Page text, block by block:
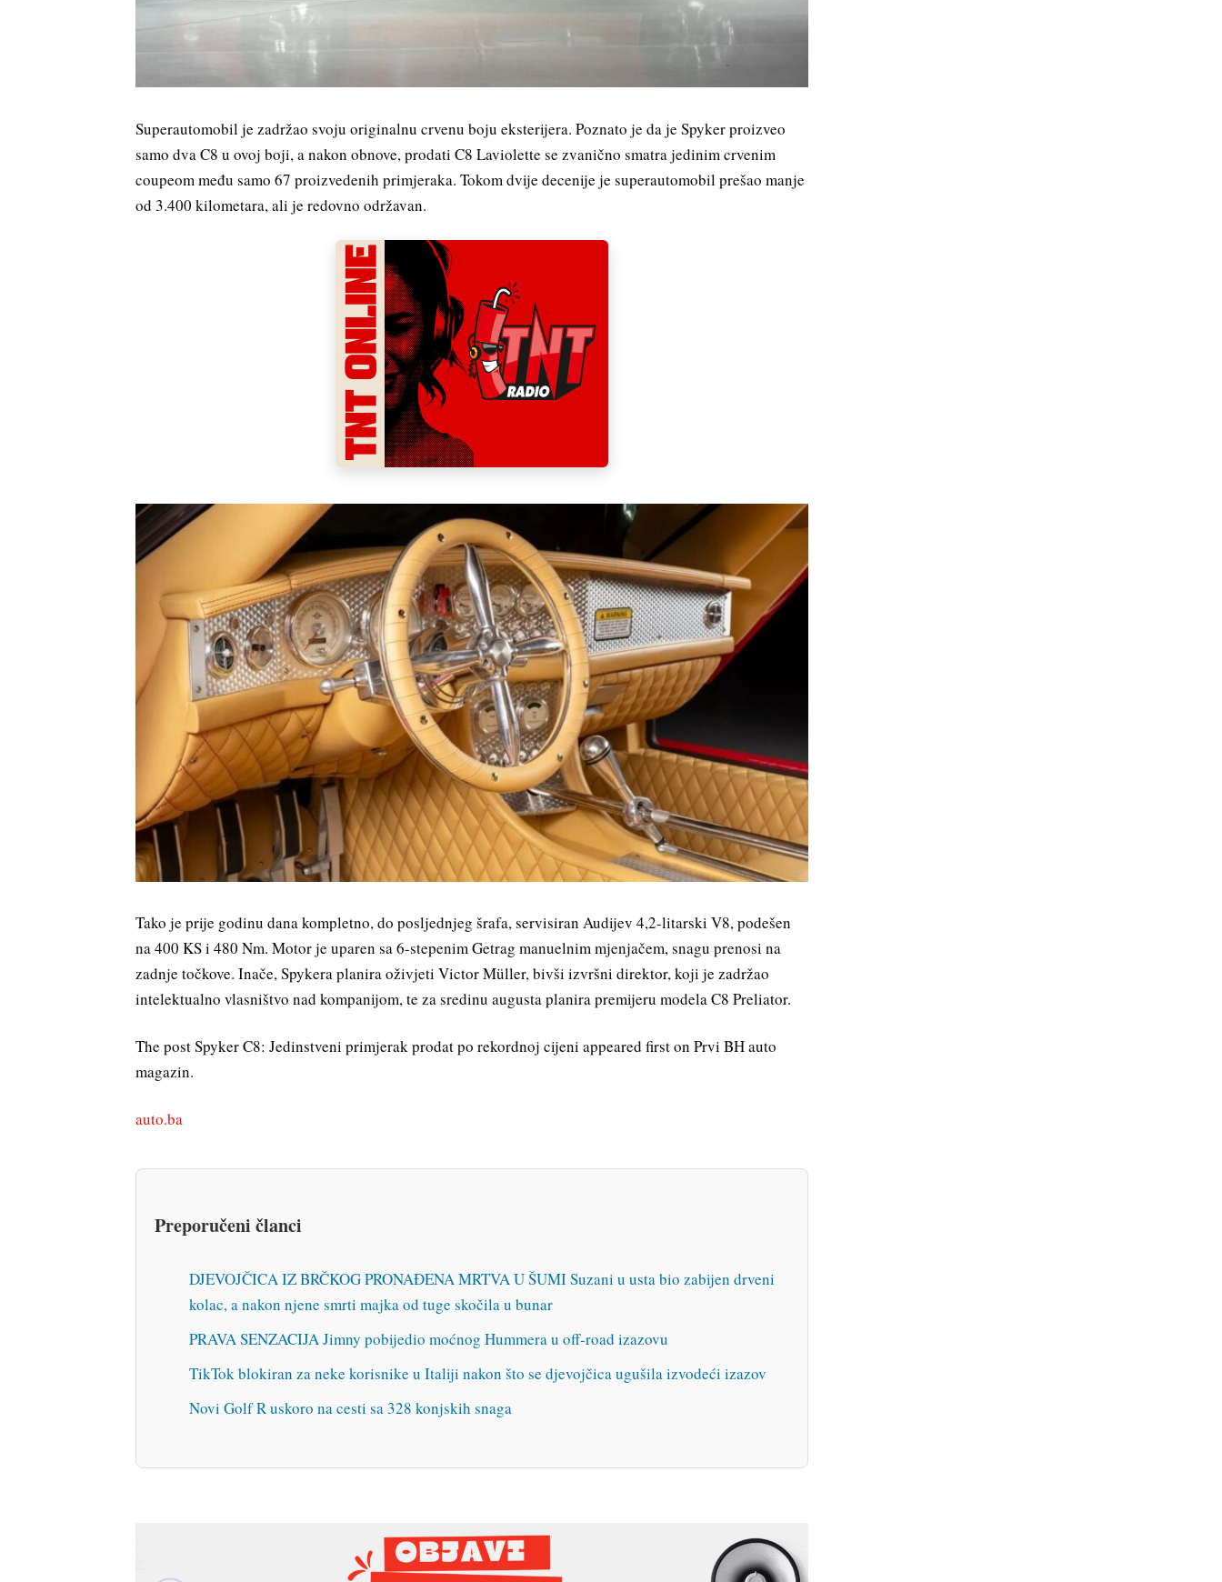
Superautomobil je zadržao svoju originalnu crvenu boju eksterijera. Poznato je da je Spyker proizveo
samo dva C8 u ovoj boji, a nakon obnove, prodati C8 Laviolette se zvanično smatra jedinim crvenim
coupeom među samo 67 proizvedenih primjeraka. Tokom dvije decenije je superautomobil prešao manje
od 3.400 kilometara, ali je redovno održavan.
Tako je prije godinu dana kompletno, do posljednjeg šrafa, servisiran Audijev 4,2-litarski V8, podešen
na 400 KS i 480 Nm. Motor je uparen sa 6-stepenim Getrag manuelnim mjenjačem, snagu prenosi na
zadnje točkove. Inače, Spykera planira oživjeti Victor Müller, bivši izvršni direktor, koji je zadržao
intelektualno vlasništvo nad kompanijom, te za sredinu augusta planira premijeru modela C8 Preliator.
The post Spyker C8: Jedinstveni primjerak prodat po rekordnoj cijeni appeared first on Prvi BH auto
magazin.
auto.ba
Preporučeni članci
DJEVOJČICA IZ BRČKOG PRONAĐENA MRTVA U ŠUMI Suzani u usta bio zabijen drveni
kolac, a nakon njene smrti majka od tuge skočila u bunar
PRAVA SENZACIJA Jimny pobijedio moćnog Hummera u off-road izazovu
TikTok blokiran za neke korisnike u Italiji nakon što se djevojčica ugušila izvodeći izazov
Novi Golf R uskoro na cesti sa 328 konjskih snaga